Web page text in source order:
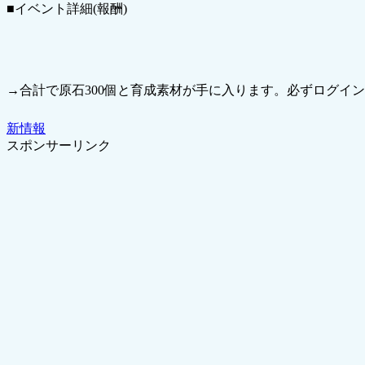
■イベント詳細(報酬)
→合計で原石300個と育成素材が手に入ります。必ずログイン
新情報
スポンサーリンク